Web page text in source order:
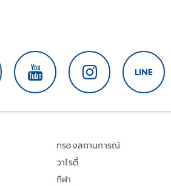
กรองสถานการณ์
วาไรตี้
กีฬา